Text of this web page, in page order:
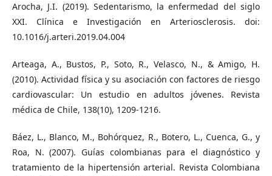
Arocha, J.I. (2019). Sedentarismo, la enfermedad del siglo
XXI. Clínica e Investigación en Arteriosclerosis. doi:
10.1016/j.arteri.2019.04.004
Arteaga, A., Bustos, P., Soto, R., Velasco, N., & Amigo, H.
(2010). Actividad física y su asociación con factores de riesgo
cardiovascular: Un estudio en adultos jóvenes. Revista
médica de Chile, 138(10), 1209-1216.
Báez, L., Blanco, M., Bohórquez, R., Botero, L., Cuenca, G., y
Roa, N. (2007). Guías colombianas para el diagnóstico y
tratamiento de la hipertensión arterial. Revista Colombiana